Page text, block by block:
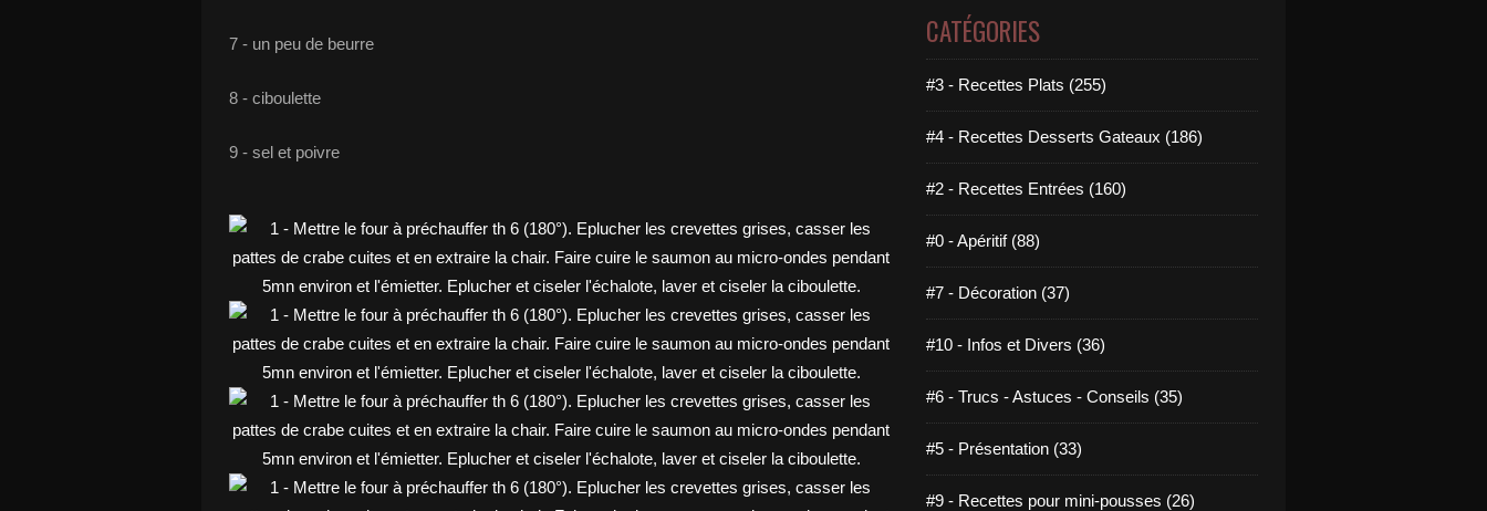
7 - un peu de beurre
8 - ciboulette
9 - sel et poivre
CATÉGORIES
#3 - Recettes Plats (255)
#4 - Recettes Desserts Gateaux (186)
#2 - Recettes Entrées (160)
#0 - Apéritif (88)
#7 - Décoration (37)
#10 - Infos et Divers (36)
#6 - Trucs - Astuces - Conseils (35)
#5 - Présentation (33)
#9 - Recettes pour mini-pousses (26)